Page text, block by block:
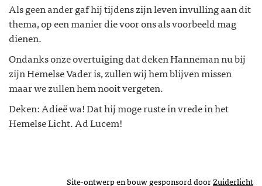
Als geen ander gaf hij tijdens zijn leven invulling aan dit
thema, op een manier die voor ons als voorbeeld mag
dienen.
Ondanks onze overtuiging dat deken Hanneman nu bij
zijn Hemelse Vader is, zullen wij hem blijven missen
maar we zullen hem nooit vergeten.
Deken: Adieë wa! Dat hij moge ruste in vrede in het
Hemelse Licht. Ad Lucem!
Site-ontwerp en bouw gesponsord doorZuiderlicht